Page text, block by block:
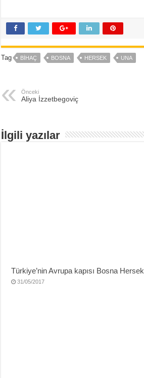
Tag BIHAÇ BOSNA HERSEK UNA
Önceki
Aliya İzzetbegoviç
İlgili yazılar
Türkiye’nin Avrupa kapısı Bosna Hersek
31/05/2017